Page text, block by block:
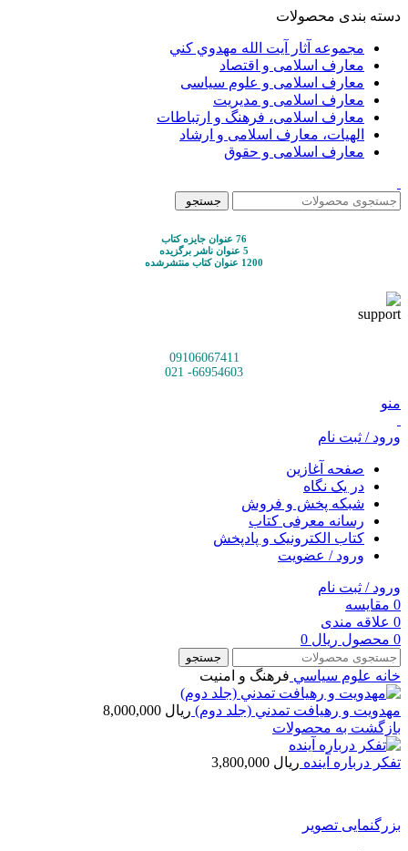
دسته بندی محصولات
مجموعه آثار آيت الله مهدوي كني
معارف اسلامی و اقتصاد
معارف اسلامی و علوم سیاسی
معارف اسلامی و مدیریت
معارف اسلامی، فرهنگ و ارتباطات
الهیات، معارف اسلامی و ارشاد
معارف اسلامی و حقوق
جستجو
76 عنوان جایزه کتاب
5 عنوان ناشر برگزیده
1200 عنوان کتاب منتشرشده
09106067411
66954603- 021
منو
ورود / ثبت نام
صفحه آغازین
در یک نگاه
شبکه پخش و فروش
رسانه معرفی کتاب
کتاب الکترونیک و پادپخش
ورود / عضویت
ورود / ثبت نام
0 مقایسه
0 علاقه مندی
0 محصول ریال
جستجو
خانه علوم سياسي فرهنگ و امنيت
مهدويت و رهيافت تمدني (جلد‌ دوم) ریال
بازگشت به محصولات
تفكر درباره آينده ریال
بزرگنمایی تصویر